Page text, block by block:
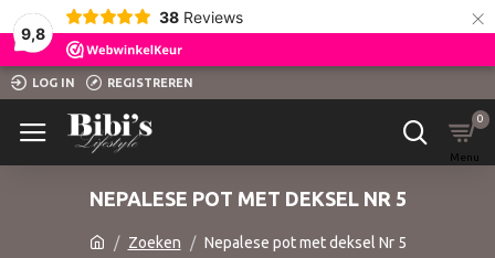
9,8
38 Reviews ×
LOG IN REGISTREREN
0
Zoeken Nepalese pot met deksel Nr 5
NEPALESE POT MET DEKSEL NR 5